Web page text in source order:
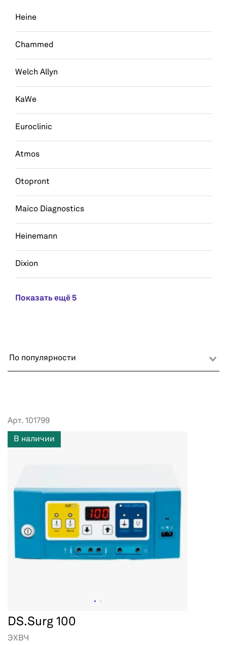
Heine
Chammed
Welch Allyn
KaWe
Euroclinic
Atmos
Otopront
Maico Diagnostics
Heinemann
Dixion
Показать ещё 5
По популярности
Арт. 101799
В наличии
DS.Surg 100
ЭХВЧ